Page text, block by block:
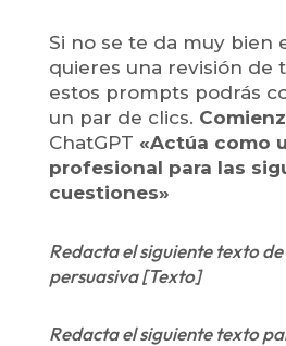
Si no se te da muy bien
quieres una revisión de
estos prompts podrás
un par de clics.
ChatGPT «Actúa como
profesional para las
cuestiones»
Redacta el siguiente texto
persuasiva [Texto]
Redacta el siguiente texto